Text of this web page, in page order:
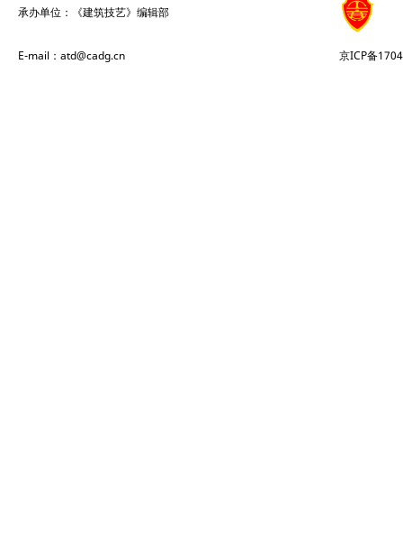
承办单位：《建筑技艺》编辑部
E-mail：atd@cadg.cn 京ICP备